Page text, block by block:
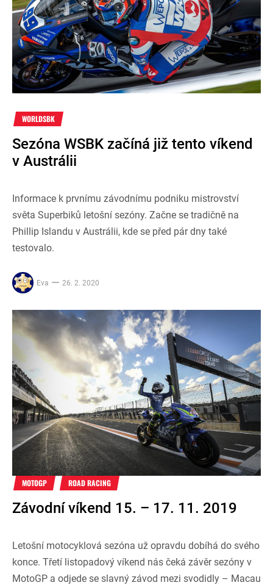
WORLDSBK
Sezóna WSBK začíná již tento víkend
v Austrálii
Informace k prvnímu závodnímu podniku mistrovství
světa Superbiků letošní sezóny. Začne se tradičně na
Phillip Islandu v Austrálii, kde se před pár dny také
testovalo.
Eva 26. 2. 2020
MOTOGP ROAD RACING
Závodní víkend 15. – 17. 11. 2019
Letošní motocyklová sezóna už opravdu dobíhá do svého
konce. Třetí listopadový víkend nás čeká závěr sezóny v
MotoGP a odjede se slavný závod mezi svodidly – Macau